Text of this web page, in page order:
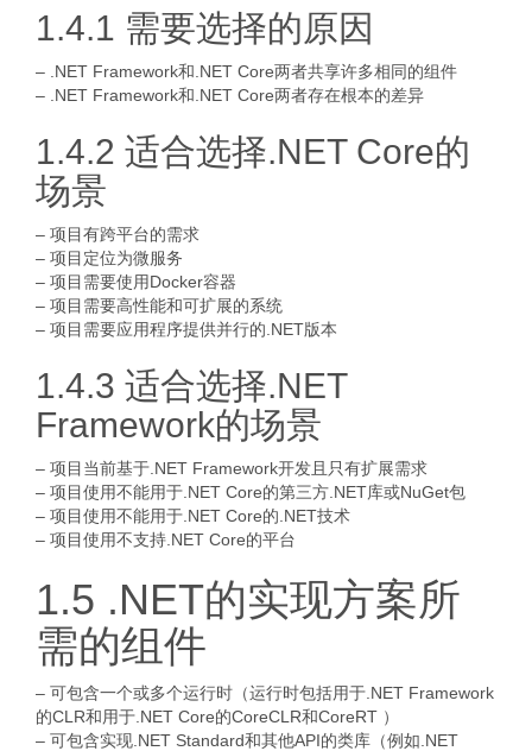
1.4.1 需要选择的原因
– .NET Framework和.NET Core两者共享许多相同的组件
– .NET Framework和.NET Core两者存在根本的差异
1.4.2 适合选择.NET Core的
场景
– 项目有跨平台的需求
– 项目定位为微服务
– 项目需要使用Docker容器
– 项目需要高性能和可扩展的系统
– 项目需要应用程序提供并行的.NET版本
1.4.3 适合选择.NET
Framework的场景
– 项目当前基于.NET Framework开发且只有扩展需求
– 项目使用不能用于.NET Core的第三方.NET库或NuGet包
– 项目使用不能用于.NET Core的.NET技术
– 项目使用不支持.NET Core的平台
1.5 .NET的实现方案所
需的组件
– 可包含一个或多个运行时（运行时包括用于.NET Framework
的CLR和用于.NET Core的CoreCLR和CoreRT ）
– 可包含实现.NET Standard和其他API的类库（例如.NET